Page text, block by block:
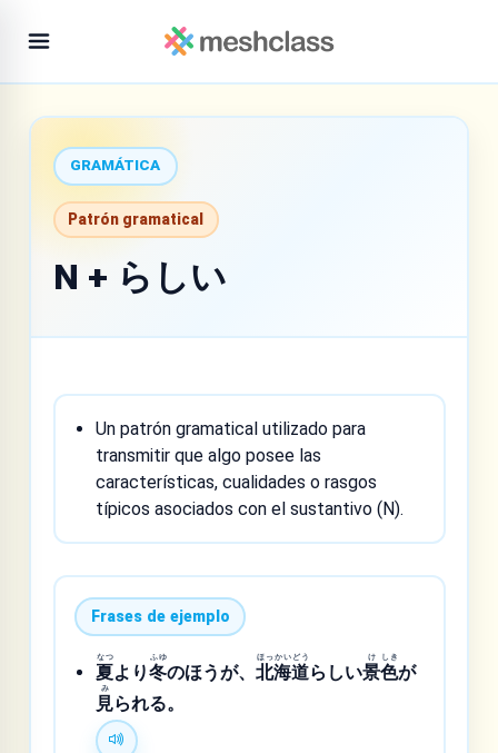
GRAMÁTICA
Patrón gramatical
N + らしい
Un patrón gramatical utilizado para
transmitir que algo posee las
características, cualidades o rasgos
típicos asociados con el sustantivo (N).
Frases de ejemplo
夏
なつ
より冬
ふゆ
のほうが、北
ほっ
海
かい
道
どう
らしい景
け
色
しき
が
見
み
られる。